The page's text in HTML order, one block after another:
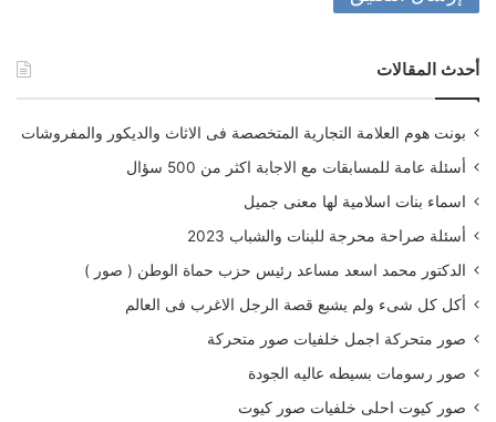
أحدث المقالات
بونت هوم العلامة التجارية المتخصصة فى الاثاث والديكور والمفروشات
أسئلة عامة للمسابقات مع الاجابة اكثر من 500 سؤال
اسماء بنات اسلامية لها معنى جميل
أسئلة صراحة محرجة للبنات والشباب 2023
الدكتور محمد اسعد مساعد رئيس حزب حماة الوطن ( صور )
أكل كل شىء ولم يشبع قصة الرجل الاغرب فى العالم
صور متحركة اجمل خلفيات صور متحركة
صور رسومات بسيطه عاليه الجودة
صور كيوت احلى خلفيات صور كيوت